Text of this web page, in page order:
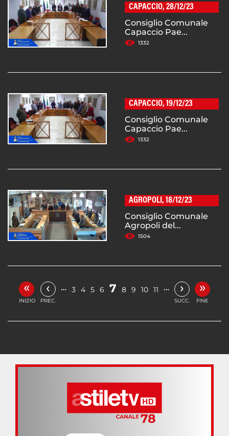
CAPACCIO, 28/12/23
Consiglio Comunale
Capaccio Pae...
1332
CAPACCIO, 19/12/23
Consiglio Comunale
Capaccio Pae...
1332
AGROPOLI, 18/12/23
Consiglio Comunale
Agropoli del...
1504
«
INIZIO
‹
PREC.
… 3 4 5 6 7 8 9 10 11 … ›
SUCC.
»
FINE